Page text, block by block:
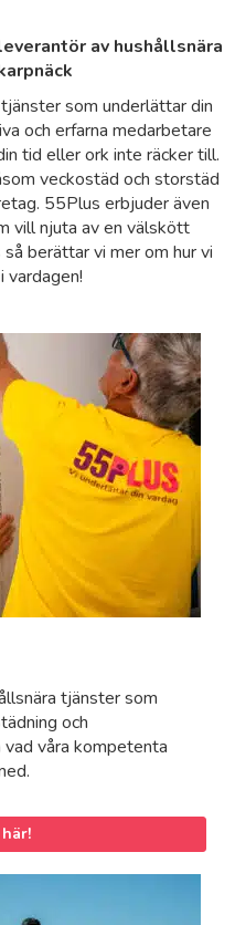
av hushållsnära
som underlättar din
och erfarna medarbetare
tid eller ork inte räcker till.
veckostäd och storstäd
55Plus erbjuder även
vill njuta av en välskött
berättar vi mer om hur vi
vardagen!
tjänster som
och
våra kompetenta